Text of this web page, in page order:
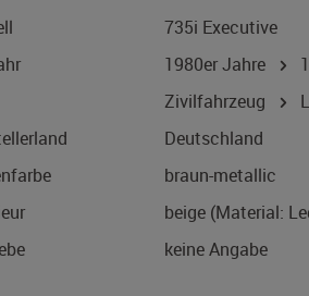
735i Executive
1980er Jahre
Zivilfahrzeug
Deutschland
braun-metallic
beige (Material:
keine Angabe